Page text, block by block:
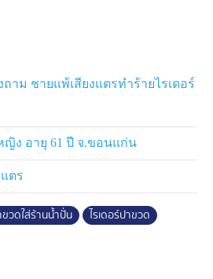
าม ชายแพ้เสียงแตรทำร้ายไรเดอร์
ญิง อายุ 61 ปี จ.ขอนแก่น
ตร
ขวดใส่ร้านน้ำปั่น ไรเดอร์ปาขวด